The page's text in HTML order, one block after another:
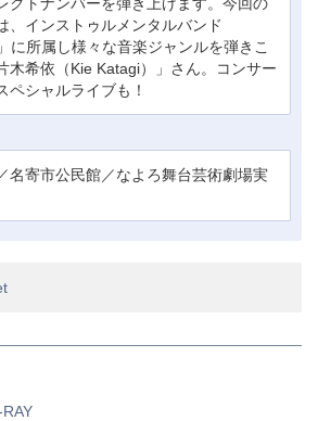
、インストゥルメンタルバンド
に所属し様々な音楽ジャンルを弾きこ
木希依（Kie Katagi）」さん。コンサー
ペシャルライブも！
名寄市公民館／なよろ舞台芸術劇場実